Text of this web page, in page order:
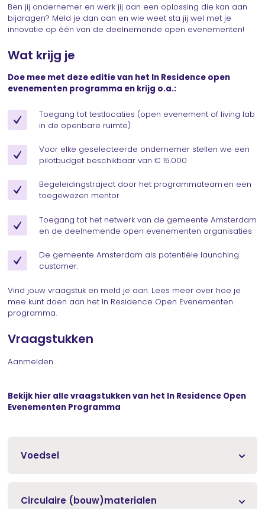
Ben jij ondernemer en werk jij aan een oplossing die kan aan
bijdragen? Meld je dan aan en wie weet sta jij wel met je
innovatie op één van de deelnemende open evenementen!
Wat krijg je
Doe mee met deze editie van het In Residence open
evenementen programma en krijg o.a.:
Toegang tot testlocaties (open evenement of living lab
in de openbare ruimte)
Voor elke geselecteerde ondernemer stellen we een
pilotbudget beschikbaar van € 15.000
Begeleidingstraject door het programmateam en een
toegewezen mentor
Toegang tot het netwerk van de gemeente Amsterdam
en de deelnemende open evenementen organisaties
De gemeente Amsterdam als potentiële launching
customer.
Vind jouw vraagstuk en meld je aan. Lees meer over hoe je
mee kunt doen aan het In Residence Open Evenementen
programma.
Vraagstukken
Aanmelden
Bekijk hier alle vraagstukken van het In Residence Open
Evenementen Programma
Voedsel
Circulaire (bouw)materialen